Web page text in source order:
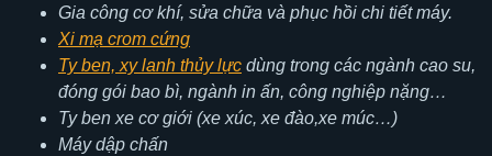
Gia công cơ khí, sửa chữa và phục hồi chi tiết máy.
Xi mạ crom cứng
Ty ben, xy lanh thủy lực dùng trong các ngành cao su,
đóng gói bao bì, ngành in ấn, công nghiệp nặng…
Ty ben xe cơ giới (xe xúc, xe đào,xe múc…)
Máy dập chấn